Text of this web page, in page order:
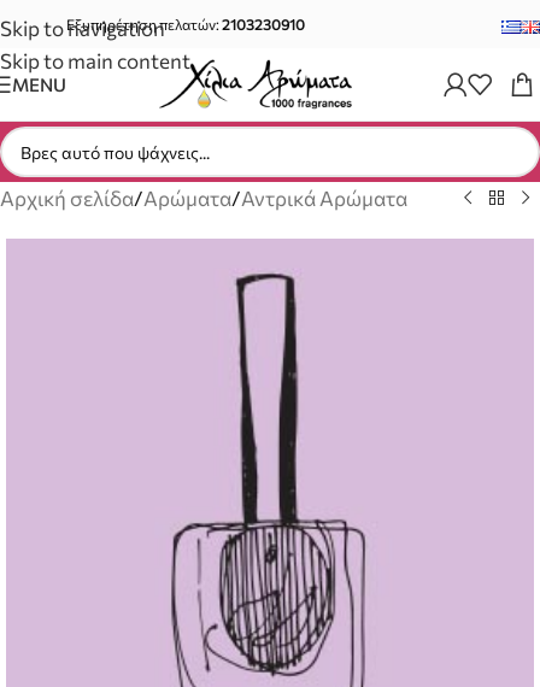
Skip to navigation
Skip to main content
Εξυπηρέτηση πελατών:2103230910
MENU
Αρχική σελίδα/Αρώματα/Αντρικά Αρώματα